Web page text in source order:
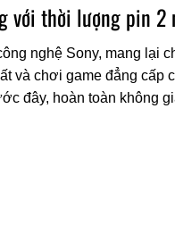
với thời lượng pin 2
nghệ Sony, mang lại
và chơi game đẳng
đây, hoàn toàn không